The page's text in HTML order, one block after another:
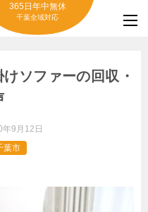
365日年中無休
千葉全域対応
ソファーの回収・
9月12日
葉市